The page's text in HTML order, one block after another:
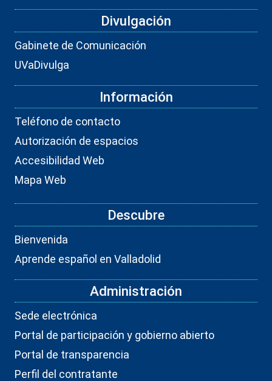
Divulgación
Gabinete de Comunicación
UVaDivulga
Información
Teléfono de contacto
Autorización de espacios
Accesibilidad Web
Mapa Web
Descubre
Bienvenida
Aprende español en Valladolid
Administración
Sede electrónica
Portal de participación y gobierno abierto
Portal de transparencia
Perfil del contratante